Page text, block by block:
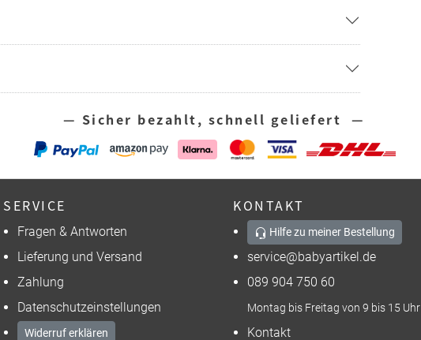
— Sicher bezahlt, schnell geliefert —
SERVICE
Fragen & Antworten
Lieferung und Versand
Zahlung
Datenschutzeinstellungen
Widerruf erklären
KONTAKT
Hilfe zu meiner Bestellung
service@babyartikel.de
089 904 750 60
Montag bis Freitag von 9 bis 15 Uhr
Kontakt